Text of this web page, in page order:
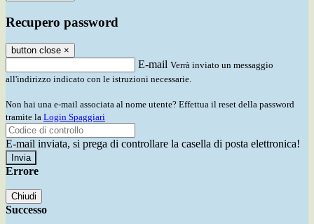
Recupero password
button close ×
E-mail Verrà inviato un messaggio
all'indirizzo indicato con le istruzioni necessarie.
Non hai una e-mail associata al nome utente? Effettua il reset della password
tramite la Login Spaggiari
E-mail inviata, si prega di controllare la casella di posta elettronica!
Errore
Chiudi
Successo